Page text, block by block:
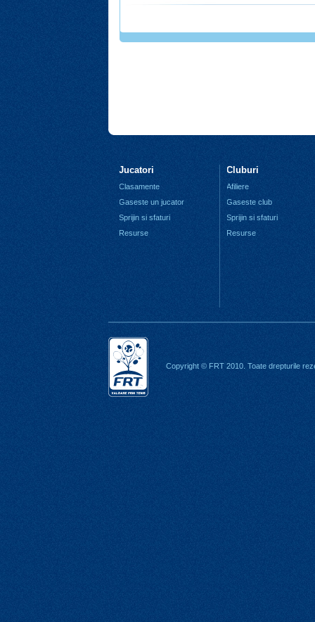
Jucatori
Clasamente
Gaseste un jucator
Sprijin si sfaturi
Resurse
Cluburi
Afiliere
Gaseste club
Sprijin si sfaturi
Resurse
Copyright © FRT 2010. Toate drepturile